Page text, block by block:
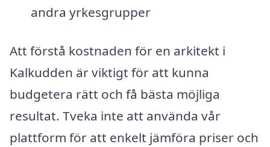
andra yrkesgrupper
Att förstå kostnaden för en arkitekt i
Kalkudden är viktigt för att kunna
budgetera rätt och få bästa möjliga
resultat. Tveka inte att använda vår
plattform för att enkelt jämföra priser och